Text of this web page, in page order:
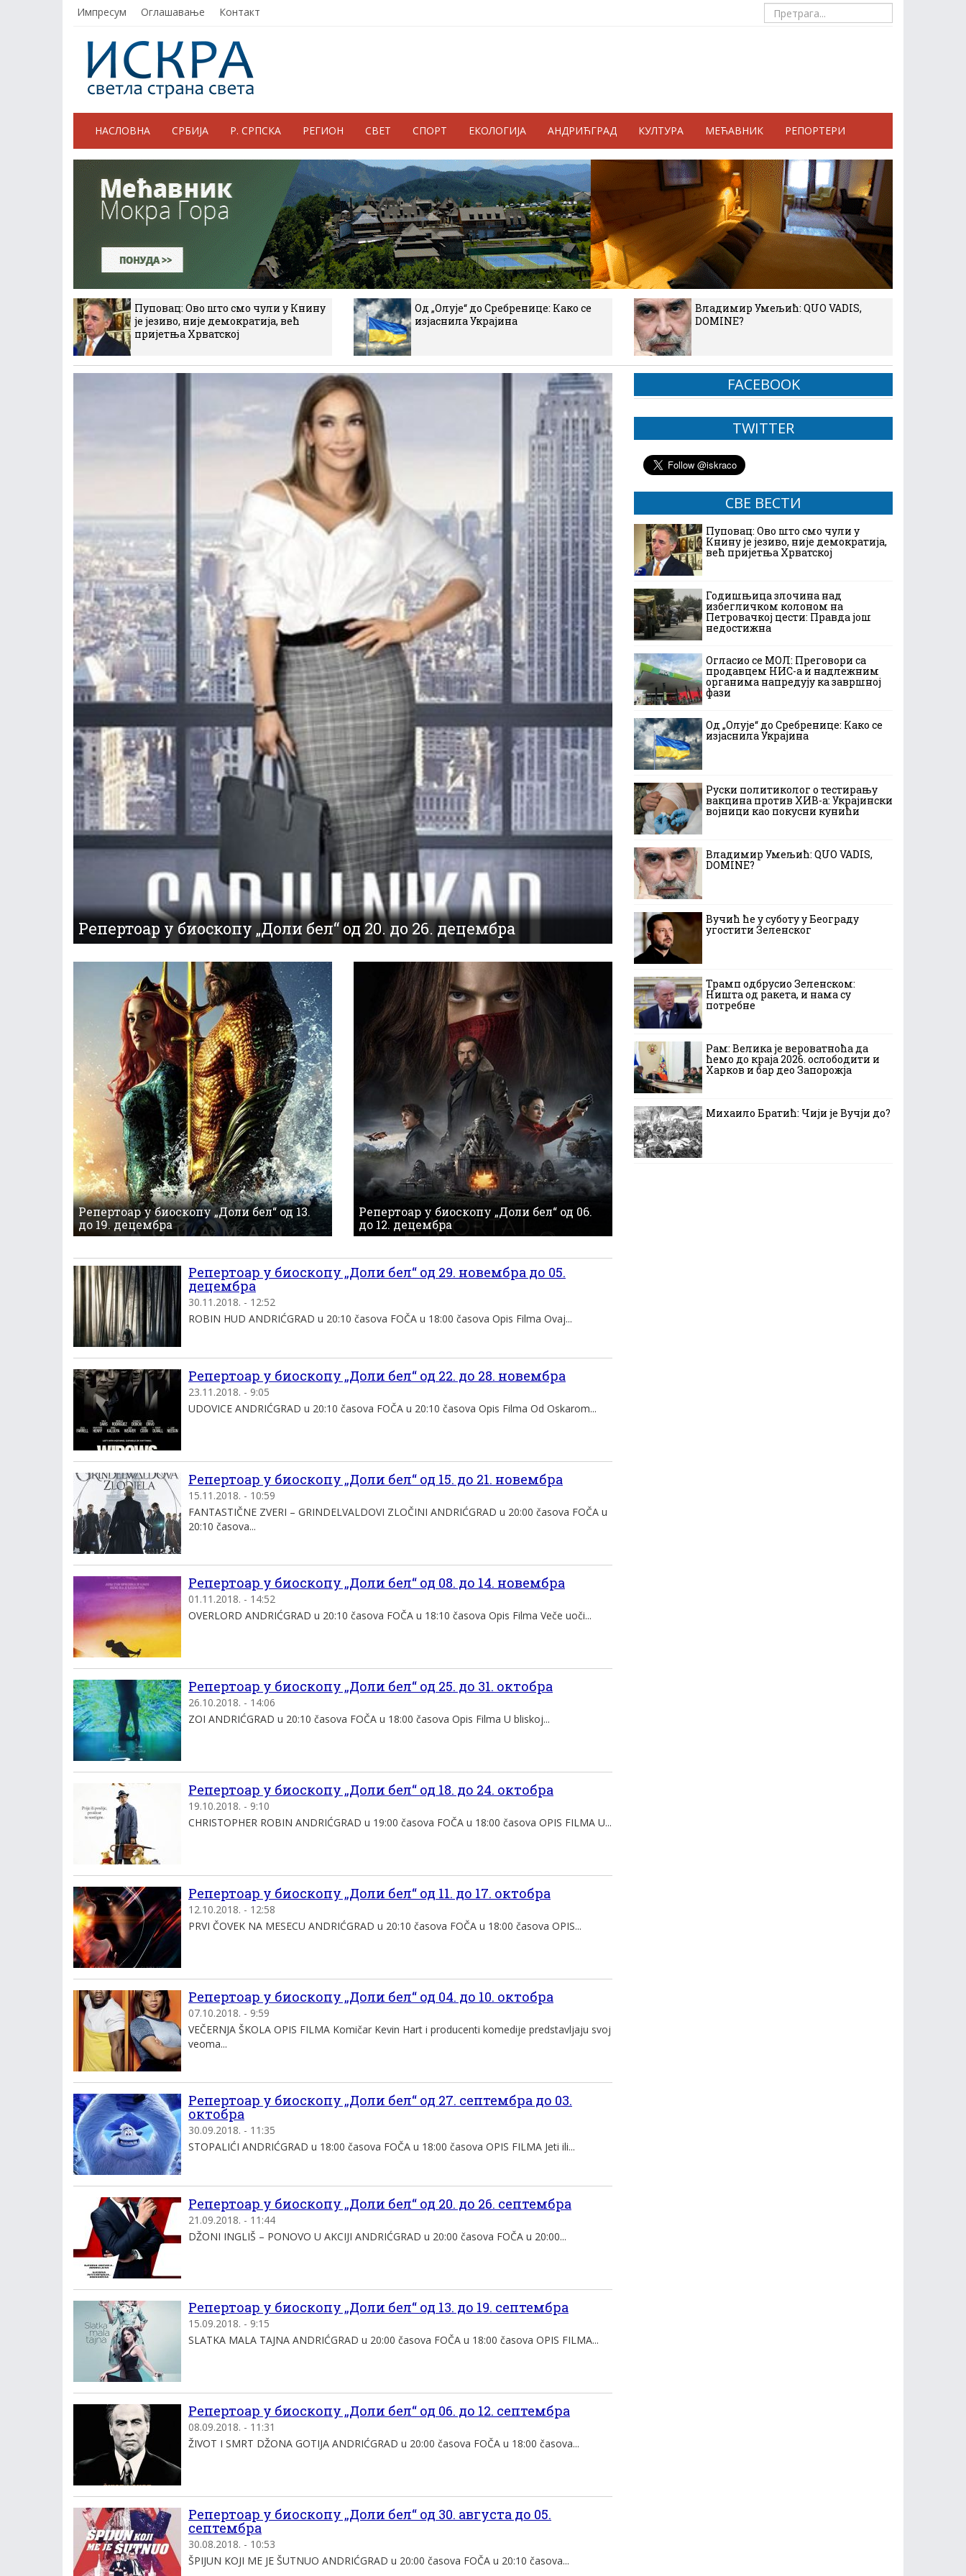
Импресум Оглашавање Контакт
НАСЛОВНА СРБИЈА Р. СРПСКА РЕГИОН СВЕТ СПОРТ ЕКОЛОГИЈА АНДРИЋГРАД КУЛТУРА МЕЋАВНИК РЕПОРТЕРИ
Пуповац: Ово што смо чули у Книну
је језиво, није демократија, већ
пријетња Хрватској
Од „Олује“ до Сребренице: Како се
изјаснила Украјина
Владимир Умељић: QUO VADIS,
DOMINE?
Репертоар у биоскопу „Доли бел“ од 20. до 26. децембра
Репертоар у биоскопу „Доли бел“ од 13.
до 19. децембра
Репертоар у биоскопу „Доли бел“ од 06.
до 12. децембра
Репертоар у биоскопу „Доли бел“ од 29. новембра до 05.
децембра
30.11.2018. - 12:52
ROBIN HUD ANDRIĆGRAD u 20:10 časova FOČA u 18:00 časova Opis Filma Ovaj...
Репертоар у биоскопу „Доли бел“ од 22. до 28. новембра
23.11.2018. - 9:05
UDOVICE ANDRIĆGRAD u 20:10 časova FOČA u 20:10 časova Opis Filma Od Oskarom...
Репертоар у биоскопу „Доли бел“ од 15. до 21. новембра
15.11.2018. - 10:59
FANTASTIČNE ZVERI – GRINDELVALDOVI ZLOČINI ANDRIĆGRAD u 20:00 časova FOČA u
20:10 časova...
Репертоар у биоскопу „Доли бел“ од 08. до 14. новембра
01.11.2018. - 14:52
OVERLORD ANDRIĆGRAD u 20:10 časova FOČA u 18:10 časova Opis Filma Veče uoči...
Репертоар у биоскопу „Доли бел“ од 25. до 31. октобра
26.10.2018. - 14:06
ZOI ANDRIĆGRAD u 20:10 časova FOČA u 18:00 časova Opis Filma U bliskoj...
Репертоар у биоскопу „Доли бел“ од 18. до 24. октобра
19.10.2018. - 9:10
CHRISTOPHER ROBIN ANDRIĆGRAD u 19:00 časova FOČA u 18:00 časova OPIS FILMA U...
Репертоар у биоскопу „Доли бел“ од 11. до 17. октобра
12.10.2018. - 12:58
PRVI ČOVEK NA MESECU ANDRIĆGRAD u 20:10 časova FOČA u 18:00 časova OPIS...
Репертоар у биоскопу „Доли бел“ од 04. до 10. октобра
07.10.2018. - 9:59
VEČERNJA ŠKOLA OPIS FILMA Komičar Kevin Hart i producenti komedije predstavljaju svoj
veoma...
Репертоар у биоскопу „Доли бел“ од 27. септембра до 03.
октобра
30.09.2018. - 11:35
STOPALIĆI ANDRIĆGRAD u 18:00 časova FOČA u 18:00 časova OPIS FILMA Jeti ili...
Репертоар у биоскопу „Доли бел“ од 20. до 26. септембра
21.09.2018. - 11:44
DŽONI INGLIŠ – PONOVO U AKCIJI ANDRIĆGRAD u 20:00 časova FOČA u 20:00...
Репертоар у биоскопу „Доли бел“ од 13. до 19. септембра
15.09.2018. - 9:15
SLATKA MALA TAJNA ANDRIĆGRAD u 20:00 časova FOČA u 18:00 časova OPIS FILMA...
Репертоар у биоскопу „Доли бел“ од 06. до 12. септембра
08.09.2018. - 11:31
ŽIVOT I SMRT DŽONA GOTIJA ANDRIĆGRAD u 20:00 časova FOČA u 18:00 časova...
Репертоар у биоскопу „Доли бел“ од 30. августа до 05.
септембра
30.08.2018. - 10:53
ŠPIJUN KOJI ME JE ŠUTNUO ANDRIĆGRAD u 20:00 časova FOČA u 20:10 časova...
FACEBOOK
TWITTER
СВЕ ВЕСТИ
Пуповац: Ово што смо чули у
Книну је језиво, није демократија,
већ пријетња Хрватској
Годишњица злочина над
избегличком колоном на
Петровачкој цести: Правда још
недостижна
Огласио се МОЛ: Преговори са
продавцем НИС-а и надлежним
органима напредују ка завршној
фази
Од „Олује“ до Сребренице: Како се
изјаснила Украјина
Руски политиколог о тестирању
вакцина против ХИВ-а: Украјински
војници као покусни кунићи
Владимир Умељић: QUO VADIS,
DOMINE?
Вучић ће у суботу у Београду
угостити Зеленског
Трамп одбрусио Зеленском:
Ништа од ракета, и нама су
потребне
Рам: Велика је вероватноћа да
ћемо до краја 2026. ослободити и
Харков и бар део Запорожја
Михаило Братић: Чији је Вучји до?